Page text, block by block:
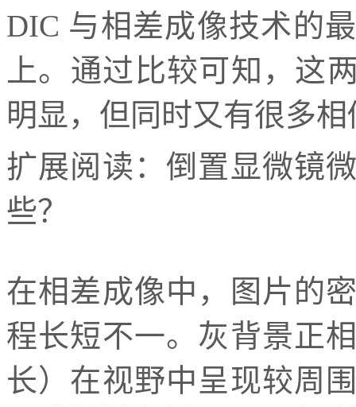
DIC 与相差成像技术的
上。通过比较可知，这
明显，但同时又有很多
扩展阅读：倒置显微镜
些？
在相差成像中，图片的
程长短不一。灰背景正
长）在视野中呈现较周